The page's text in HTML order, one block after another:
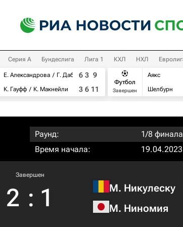
Серия А Бундеслига Лига 1 КХЛ НХЛ
Е. Александрова
Г. Дабровски
К. Гауфф
К. Макнейли
6 3 9
3 6 11
Футбол
Завершен
Аякс
Шелбурн
Раунд:
1/8 финала
Время начала:
Завершен
2 : 1
М. Никулеску
М. Ниномия